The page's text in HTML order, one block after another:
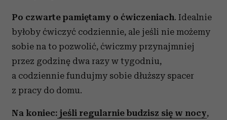
Po czwarte pamiętamy o ćwiczeniach. Idealnie
byłoby ćwiczyć codziennie, ale jeśli nie możemy
sobie na to pozwolić, ćwiczmy przynajmniej
przez godzinę dwa razy w tygodniu,
a codziennie fundujmy sobie dłuższy spacer
z pracy do domu.
Na koniec: jeśli regularnie budzisz się w nocy,